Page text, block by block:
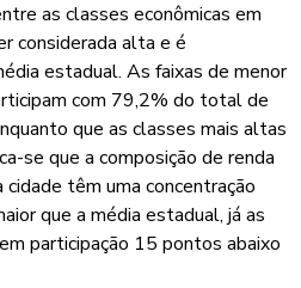
as classes econômicas em
considerada alta e é
estadual. As faixas de menor
com 79,2% do total de
que as classes mais altas
se que a composição de renda
têm uma concentração
que a média estadual, já as
participação 15 pontos abaixo